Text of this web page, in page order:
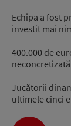
Echipa a fost
investit mai
400.000 de
Jucătorii
ultimele cinci
Audio